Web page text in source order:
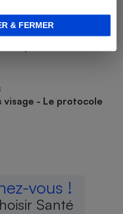
& FERMER
visage - Le protocole
vous !
Santé